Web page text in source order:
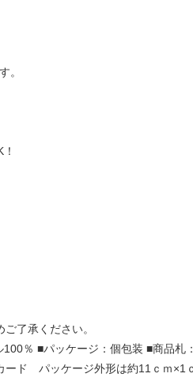
。
了承ください。
％ ■パッケージ：個包装 ■商品札
ード パッケージ外形は約11ｃｍ×1